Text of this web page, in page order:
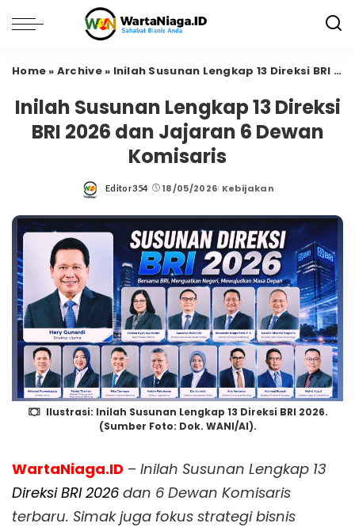
Home » Archive» Inilah Susunan Lengkap 13 Direksi BRI 2026 dan Jajaran 6 Dewan Komisaris
Inilah Susunan Lengkap 13 Direksi
BRI 2026 dan Jajaran 6 Dewan
Komisaris
Posted
Editor354 18/05/2026 Kebijakan
Ilustrasi: Inilah Susunan Lengkap 13 Direksi BRI 2026.
(Sumber Foto: Dok. WANI/AI).
WartaNiaga.ID – Inilah Susunan Lengkap 13
Direksi BRI 2026 dan 6 Dewan Komisaris
terbaru. Simak juga fokus strategi bisnis